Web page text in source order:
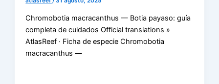
Chromobotia macracanthus — Botia payaso: guía
completa de cuidados Official translations »
AtlasReef · Ficha de especie Chromobotia
macracanthus —